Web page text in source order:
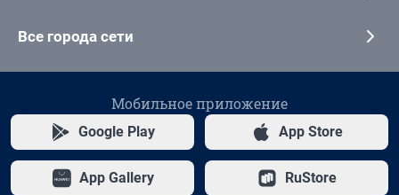
Все города сети
Мобильное приложение
Google Play App Store
App Gallery RuStore